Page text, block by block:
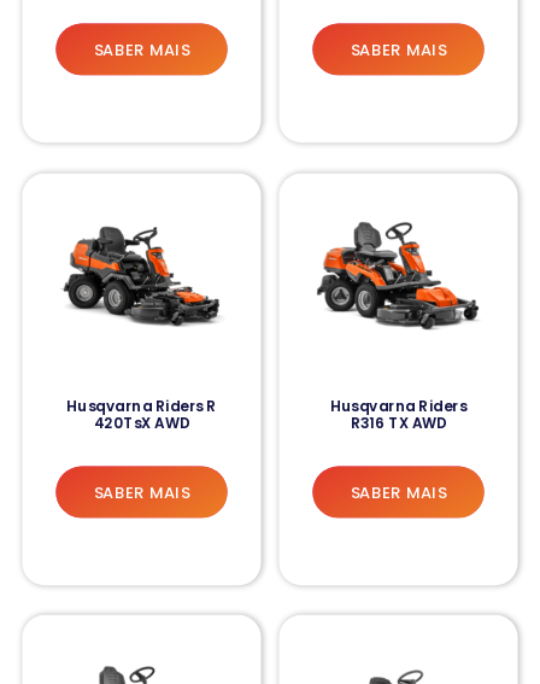
SABER MAIS SABER MAIS
Husqvarna Riders R
420TsX AWD
SABER MAIS
Husqvarna Riders
R316 TX AWD
SABER MAIS